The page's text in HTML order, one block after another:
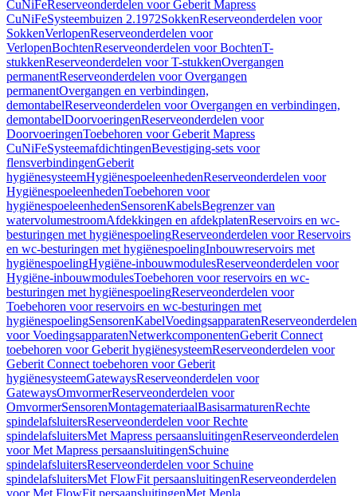
CuNiFeReserveonderdelen voor Geberit Mapress
CuNiFeSysteembuizen 2.1972SokkenReserveonderdelen voor
SokkenVerlopenReserveonderdelen voor
VerlopenBochtenReserveonderdelen voor BochtenT-
stukkenReserveonderdelen voor T-stukkenOvergangen
permanentReserveonderdelen voor Overgangen
permanentOvergangen en verbindingen,
demontabelReserveonderdelen voor Overgangen en verbindingen,
demontabelDoorvoeringenReserveonderdelen voor
DoorvoeringenToebehoren voor Geberit Mapress
CuNiFeSysteemafdichtingenBevestiging-sets voor
flensverbindingenGeberit
hygiënesysteemHygiënespoeleenhedenReserveonderdelen voor
HygiënespoeleenhedenToebehoren voor
hygiënespoeleenhedenSensorenKabelsBegrenzer van
watervolumestroomAfdekkingen en afdekplatenReservoirs en wc-
besturingen met hygiënespoelingReserveonderdelen voor Reservoirs
en wc-besturingen met hygiënespoelingInbouwreservoirs met
hygiënespoelingHygiëne-inbouwmodulesReserveonderdelen voor
Hygiëne-inbouwmodulesToebehoren voor reservoirs en wc-
besturingen met hygiënespoelingReserveonderdelen voor
Toebehoren voor reservoirs en wc-besturingen met
hygiënespoelingSensorenKabelVoedingsapparatenReserveonderdelen
voor VoedingsapparatenNetwerkcomponentenGeberit Connect
toebehoren voor Geberit hygiënesysteemReserveonderdelen voor
Geberit Connect toebehoren voor Geberit
hygiënesysteemGatewaysReserveonderdelen voor
GatewaysOmvormerReserveonderdelen voor
OmvormerSensorenMontagemateriaalBasisarmaturenRechte
spindelafsluitersReserveonderdelen voor Rechte
spindelafsluitersMet Mapress persaansluitingenReserveonderdelen
voor Met Mapress persaansluitingenSchuine
spindelafsluitersReserveonderdelen voor Schuine
spindelafsluitersMet FlowFit persaansluitingenReserveonderdelen
voor Met FlowFit persaansluitingenMet Mepla